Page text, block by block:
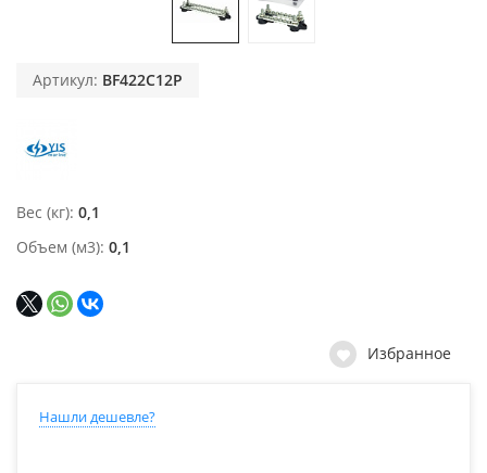
Артикул: BF422C12P
Вес (кг) 0,1
Объем (м3) 0,1
Избранное
Нашли дешевле?